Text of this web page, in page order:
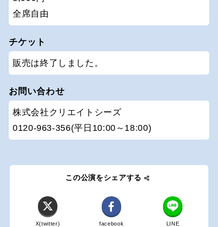
全席自由
チケット
販売は終了しました。
お問い合わせ
株式会社クリエイトシーズ
0120-963-356(平日10:00～18:00)
この公演をシェアする
X(twitter) facebook LINE